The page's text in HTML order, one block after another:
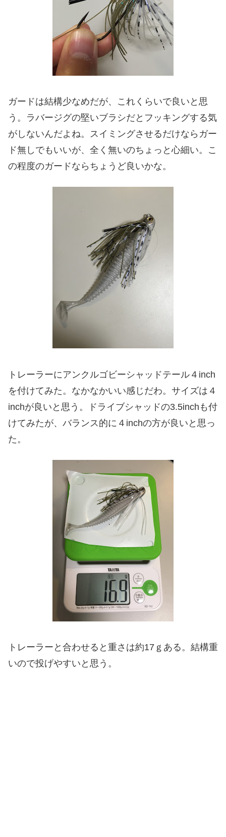
ガードは結構少なめだが、これくらいで良いと思
う。ラバージグの堅いブラシだとフッキングする気
がしないんだよね。スイミングさせるだけならガー
ド無しでもいいが、全く無いのちょっと心細い。こ
の程度のガードならちょうど良いかな。
トレーラーにアンクルゴビーシャッドテール４inch
を付けてみた。なかなかいい感じだわ。サイズは４
inchが良いと思う。ドライブシャッドの3.5inchも付
けてみたが、バランス的に４inchの方が良いと思っ
た。
トレーラーと合わせると重さは約17ｇある。結構重
いので投げやすいと思う。